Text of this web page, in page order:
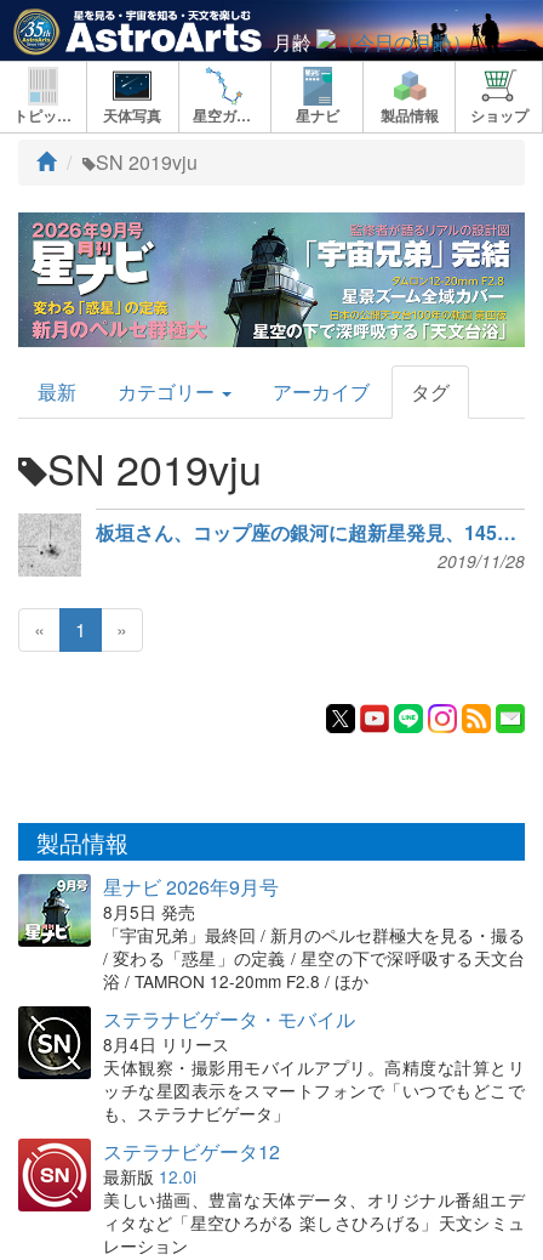
月齢
トピックス 天体写真 星空ガイド 星ナビ 製品情報 ショップ
ト
プ
SN 2019vju
AstroArts
Topics
最新 カテゴリー アーカイブ タグ
SN 2019vju
板垣さん、コップ座の銀河に超新星発見、145個目
2019/11/28
« 1 »
製品情報
星ナビ 2026年9月号
8月5日 発売
「宇宙兄弟」最終回 / 新月のペルセ群極大を見る・撮る
/ 変わる「惑星」の定義 / 星空の下で深呼吸する天文台
浴 / TAMRON 12-20mm F2.8 / ほか
ステラナビゲータ・モバイル
8月4日 リリース
天体観察・撮影用モバイルアプリ。高精度な計算とリ
ッチな星図表示をスマートフォンで「いつでもどこで
も、ステラナビゲータ」
ステラナビゲータ12
最新版 12.0i
美しい描画、豊富な天体データ、オリジナル番組エデ
ィタなど「星空ひろがる 楽しさひろげる」天文シミュ
レーション